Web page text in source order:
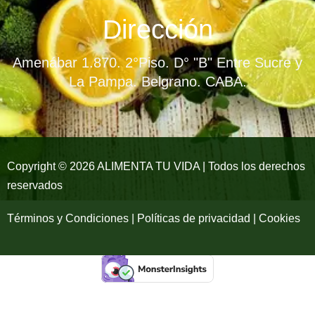
e
b
o
o
k
-
t
a
g
r
a
m
t
u
b
e
Dirección
Amenábar 1.870. 2°Piso. D° "B" Entre Sucre y
La Pampa. Belgrano. CABA.
Copyright © 2026 ALIMENTA TU VIDA | Todos los derechos
reservados
Términos y Condiciones | Políticas de privacidad | Cookies